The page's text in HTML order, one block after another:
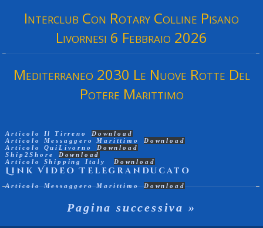
Interclub Con Rotary Colline Pisano
Livornesi 6 Febbraio 2026
Mediterraneo 2030 Le Nuove Rotte Del
Potere Marittimo
Articolo Il Tirreno
Download
Articolo Messaggero Marittimo
Download
Articolo QuiLivorno
Download
Ship2Shore
Download
Articolo Shipping Italy
Download
Link Video Telegranducato
Articolo Messaggero Marittimo Download
Pagina successiva »